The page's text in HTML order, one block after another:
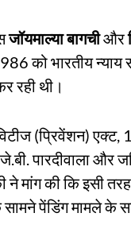
जॉयमाल्या बागचीऔर
को भारतीय
रही थी।
(प्रिवेंशन) एक्ट,
पारदीवाला और
मांग की कि इसी
सामने पेंडिंग मामले के